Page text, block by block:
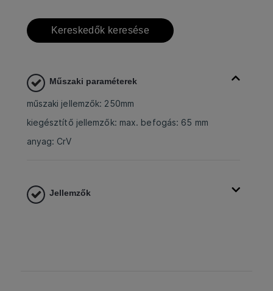
Kereskedők keresése
Műszaki paraméterek
műszaki jellemzők: 250mm
kiegésztítő jellemzők: max. befogás: 65 mm
anyag: CrV
Jellemzők